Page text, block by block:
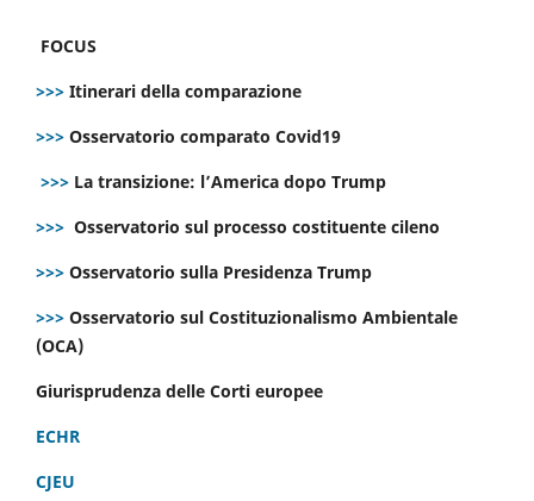
FOCUS
>>> Itinerari della comparazione
>>> Osservatorio comparato Covid19
>>> La transizione: l’America dopo Trump
>>> Osservatorio sul processo costituente cileno
>>> Osservatorio sulla Presidenza Trump
>>> Osservatorio sul Costituzionalismo Ambientale
(OCA)
Giurisprudenza delle Corti europee
ECHR
CJEU